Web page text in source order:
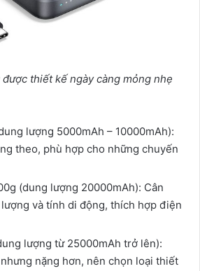
thiết kế ngày càng mỏng nhẹ
lượng 5000mAh – 10000mAh):
theo, phù hợp cho những chuyến
(dung lượng 20000mAh): Cân
và tính di động, thích hợp điện
lượng từ 25000mAh trở lên):
nặng hơn, nên chọn loại thiết